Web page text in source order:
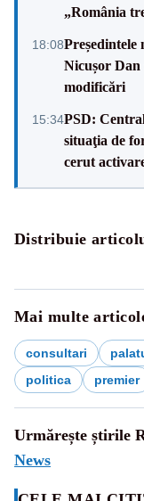
„România
18:08Președintele
Nicușor
modificări
15:34PSD:
situaţia de
cerut
Distribuie
Mai multe
consultari
politica
premier
Urmărește știrile
News